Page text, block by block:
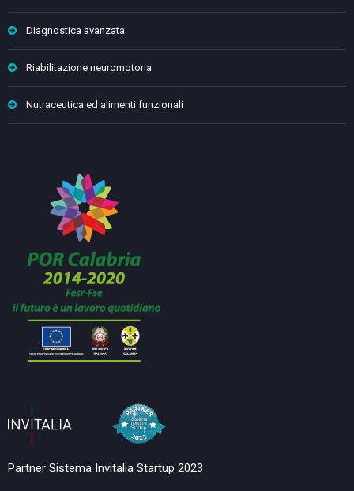
Diagnostica avanzata
Riabilitazione neuromotoria
Nutraceutica ed alimenti funzionali
Partner Sistema Invitalia Startup 2023